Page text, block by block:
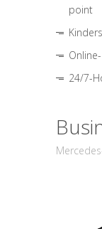
point
24/7-